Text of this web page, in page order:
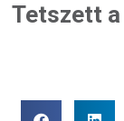
Tetszett